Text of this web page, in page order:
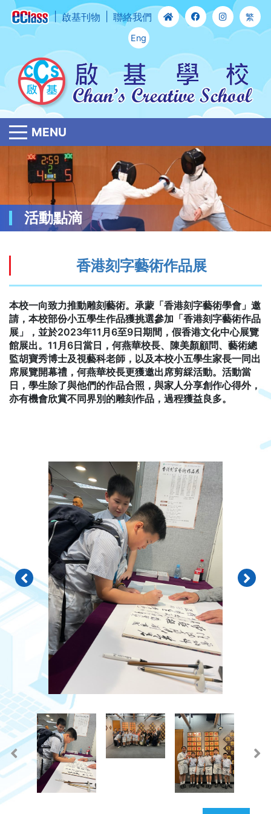
啟基刊物 聯絡我們 繁
Eng
MENU
活動點滴
香港刻字藝術作品展
本校一向致力推動雕刻藝術。承蒙「香港刻字藝術學會」邀
請，本校部份小五學生作品獲挑選參加「香港刻字藝術作品
展」，並於2023年11月6至9日期間，假香港文化中心展覽
館展出。11月6日當日，何燕華校長、陳美顏顧問、藝術總
監胡寶秀博士及視藝科老師，以及本校小五學生家長一同出
席展覽開幕禮，何燕華校長更獲邀出席剪綵活動。活動當
日，學生除了與他們的作品合照，與家人分享創作心得外，
亦有機會欣賞不同界別的雕刻作品，過程獲益良多。